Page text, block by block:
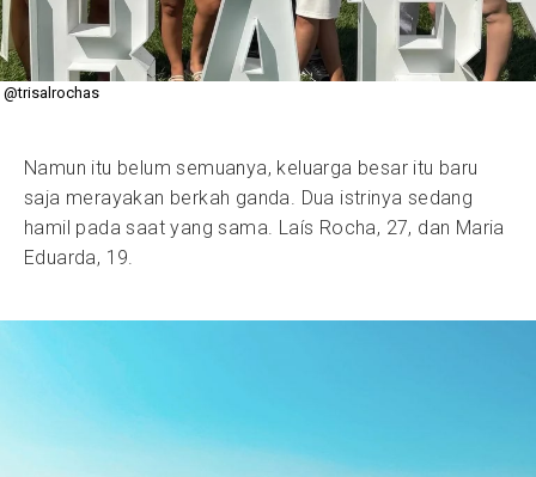
@trisalrochas
Namun itu belum semuanya, keluarga besar itu baru
saja merayakan berkah ganda. Dua istrinya sedang
hamil pada saat yang sama. Laís Rocha, 27, dan Maria
Eduarda, 19.